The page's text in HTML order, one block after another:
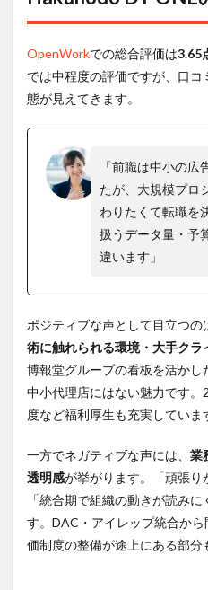
OpenWorkでの総合評価は3.65
では中程度の評価ですが、口
態が見えてきます。
「前職は中小の広
たが、大規模プロ
わりたくて転職を
扱うデータ量・予
違います」
ポジティブな声として目立つの
術に触れられる環境・大手クラ
博報堂グループの看板を活かし
中小代理店にはない魅力です
度など福利厚生も充実していま
一方でネガティブな声には、 業
透明感が挙がります。「頑張り
「統合期で組織の動きが読み
す。DAC・アイレップ統合か
価制度の整備が途上にある部分